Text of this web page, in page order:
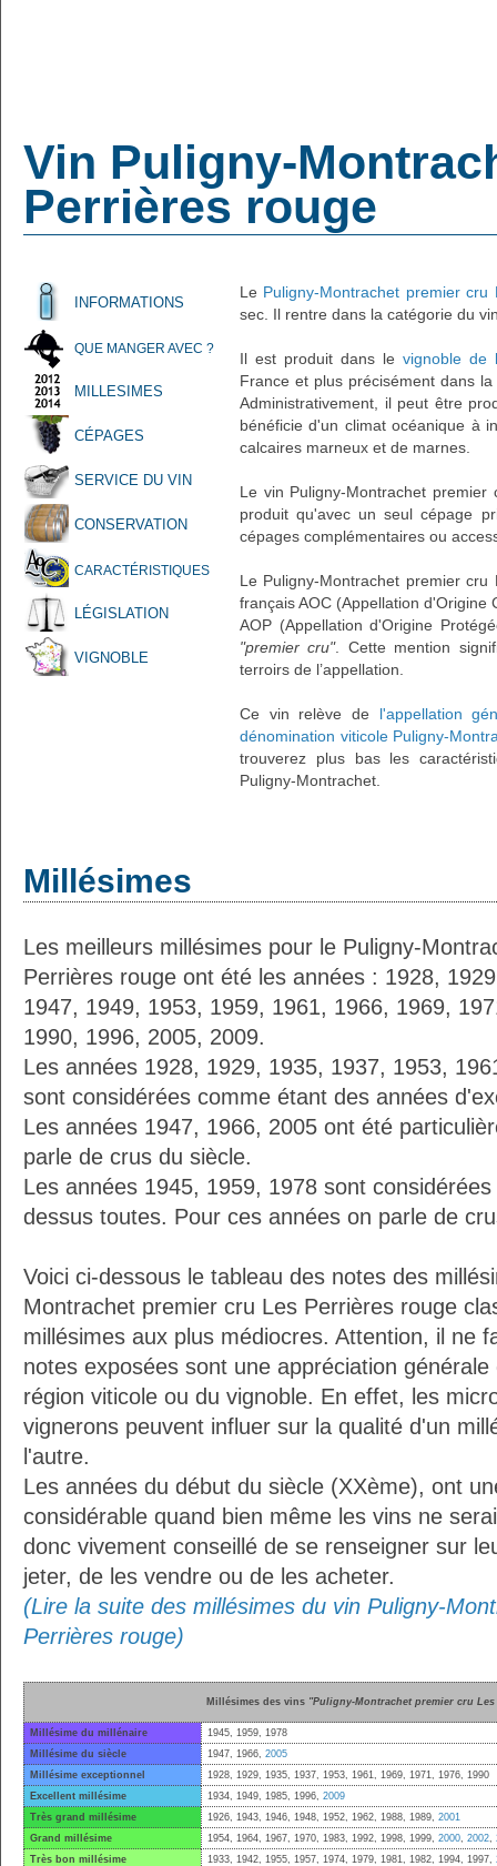
Vin Puligny-
Perrières rouge
INFORMATIONS
QUE MANGER AVEC ?
MILLESIMES
CÉPAGES
SERVICE DU VIN
CONSERVATION
CARACTÉRISTIQUES
LÉGISLATION
VIGNOBLE
Le Puligny-Montrachet premier cru
sec. Il rentre dans la catégorie du
Il est produit dans le vignoble de
France et plus précisément dans la
Administrativement, il peut être
bénéficie d'un climat océanique à
calcaires marneux et de marnes.
Le vin Puligny-Montrachet
produit qu'avec un seul cépage
cépages complémentaires ou
Le Puligny-Montrachet premier
français AOC (Appellation
AOP (Appellation d'Origine
"premier cru". Cette mention
terroirs de l’appellation.
Ce vin relève de l'appellation
dénomination viticole Puligny-
trouverez plus bas les
Puligny-Montrachet.
Millésimes
Les meilleurs millésimes pour le Puligny-
Perrières rouge ont été les années : 1928,
1947, 1949, 1953, 1959, 1961, 1966, 1969,
1990, 1996, 2005, 2009.
Les années 1928, 1929, 1935, 1937, 1953,
sont considérées comme étant des années
Les années 1947, 1966, 2005 ont été
parle de crus du siècle.
Les années 1945, 1959, 1978 sont
dessus toutes. Pour ces années on parle de
Voici ci-dessous le tableau des notes des
Montrachet premier cru Les Perrières rouge
millésimes aux plus médiocres. Attention, il ne
notes exposées sont une appréciation
région viticole ou du vignoble. En effet, les
vignerons peuvent influer sur la qualité d'un
l'autre.
Les années du début du siècle (XXème), ont
considérable quand bien même les vins ne
donc vivement conseillé de se renseigner sur
jeter, de les vendre ou de les acheter.
(Lire la suite des millésimes du vin Puligny-
Perrières rouge)
Millésimes des vins "Puligny-Montrachet premier cru
Millésime du millénaire
1945, 1959, 1978
Millésime du siècle
1947, 1966, 2005
Millésime exceptionnel
1928, 1929, 1935, 1937, 1953, 1961, 1969, 1971, 1976, 1990
Excellent millésime
1934, 1949, 1985, 1996, 2009
Très grand millésime
1926, 1943, 1946, 1948, 1952, 1962, 1988, 1989, 2001
Grand millésime
1954, 1964, 1967, 1970, 1983, 1992, 1998, 1999, 2000, 2002,
Très bon millésime
1933, 1942, 1955, 1957, 1974, 1979, 1981, 1982, 1994, 1997,